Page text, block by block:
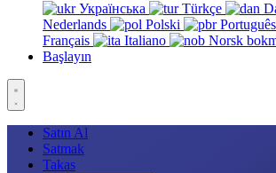
Українська
Türkçe
Nederlands
Polski
Français
Italiano
Norsk
Başlayın
Satın Al
Satmak
Takas